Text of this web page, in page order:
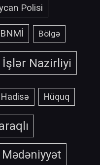
Polisi
BNMİ Bölgə
İşlər Nazirliyi
Hadisə Hüquq
Mədəniyyət